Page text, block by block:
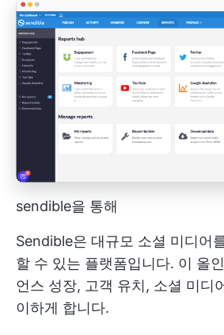
sendible을 통해
Sendible은 대규모 소셜 미디어
할 수 있는 플랫폼입니다. 이 올
언스 성장, 고객 유치, 소셜 미디
이하게 합니다.